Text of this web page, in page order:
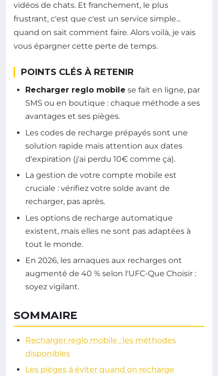
vidéos de chats. Et franchement, le plus
frustrant, c'est que c'est un service simple...
quand on sait comment faire. Alors voilà, je vais
vous épargner cette perte de temps.
POINTS CLÉS À RETENIR
Recharger reglo mobile se fait en ligne, par
SMS ou en boutique : chaque méthode a ses
avantages et ses pièges.
Les codes de recharge prépayés sont une
solution rapide mais attention aux dates
d'expiration (j'ai perdu 10€ comme ça).
La gestion de votre compte mobile est
cruciale : vérifiez votre solde avant de
recharger, pas après.
Les options de recharge automatique
existent, mais elles ne sont pas adaptées à
tout le monde.
En 2026, les arnaques aux recharges ont
augmenté de 40 % selon l'UFC-Que Choisir :
soyez vigilant.
SOMMAIRE
Recharger reglo mobile : les méthodes
disponibles
Les pièges à éviter quand on recharge